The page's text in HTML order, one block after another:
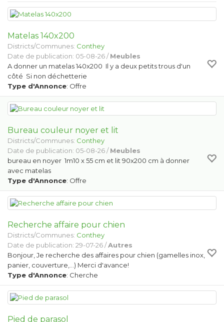
Matelas 140x200
Districts/Communes: Conthey
Date de publication: 05-08-26 /Meubles
A donner un matelas 140x200 Il y a deux petits trous d'un
côté Si non déchetterie
Type d'Annonce: Offre
Bureau couleur noyer et lit
Districts/Communes: Conthey
Date de publication: 05-08-26 /Meubles
bureau en noyer 1m10 x 55 cm et lit 90x200 cm à donner
avec matelas
Type d'Annonce: Offre
Recherche affaire pour chien
Districts/Communes: Conthey
Date de publication: 29-07-26 /Autres
Bonjour, Je recherche des affaires pour chien (gamelles inox,
panier, couverture,...) Merci d'avance!
Type d'Annonce: Cherche
Pied de parasol